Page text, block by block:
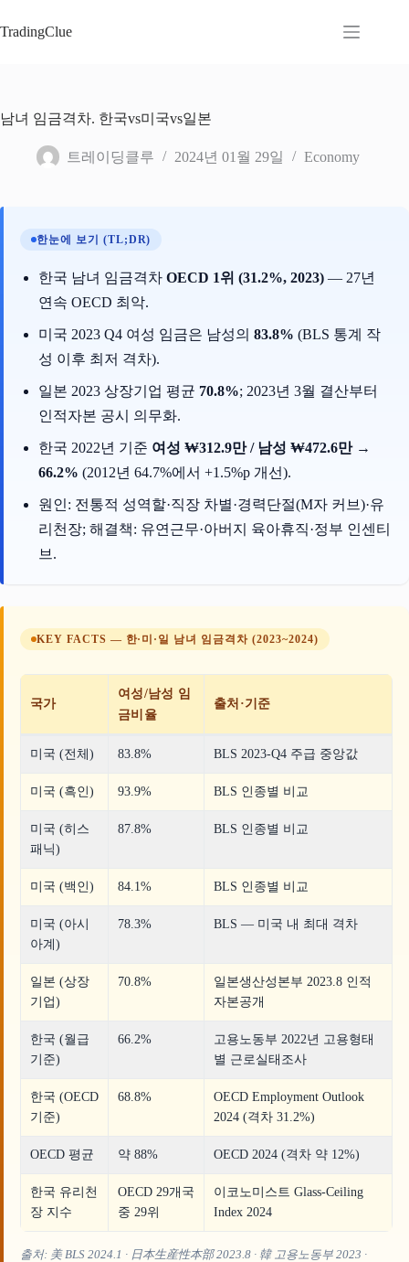
문
뛰
TradingClue
남녀 임금격차. 한국vs미국vs일본
트레이딩클루 2024년 01월 29일 Economy
한눈에 보기 (TL;DR)
한국 남녀 임금격차 OECD 1위 (31.2%, 2023) — 27년
연속 OECD 최악.
미국 2023 Q4 여성 임금은 남성의 83.8% (BLS 통계 작
성 이후 최저 격차).
일본 2023 상장기업 평균 70.8%; 2023년 3월 결산부터
인적자본 공시 의무화.
한국 2022년 기준 여성 ₩312.9만 / 남성 ₩472.6만 →
66.2% (2012년 64.7%에서 +1.5%p 개선).
원인: 전통적 성역할·직장 차별·경력단절(M자 커브)·유
리천장; 해결책: 유연근무·아버지 육아휴직·정부 인센티
브.
KEY FACTS — 한·미·일 남녀 임금격차 (2023~2024)
국가
여성/남성 임
금비율
출처·기준
미국 (전체) 83.8% BLS 2023-Q4 주급 중앙값
미국 (흑인) 93.9% BLS 인종별 비교
미국 (히스
패닉)
87.8% BLS 인종별 비교
미국 (백인) 84.1% BLS 인종별 비교
미국 (아시
아계)
78.3% BLS — 미국 내 최대 격차
일본 (상장
기업)
70.8%
일본생산성본부 2023.8 인적
자본공개
한국 (월급
기준)
66.2%
고용노동부 2022년 고용형태
별 근로실태조사
한국 (OECD
기준)
68.8%
OECD Employment Outlook
2024 (격차 31.2%)
OECD 평균 약 88% OECD 2024 (격차 약 12%)
한국 유리천
장 지수
OECD 29개국
중 29위
이코노미스트 Glass-Ceiling
Index 2024
출처: 美 BLS 2024.1 · 日本生産性本部 2023.8 · 韓 고용노동부 2023 ·